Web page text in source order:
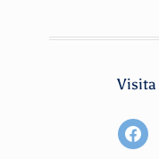
Visita